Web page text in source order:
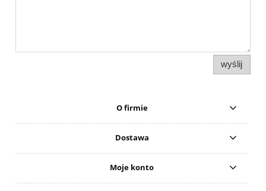
wyślij
O firmie
Dostawa
Moje konto